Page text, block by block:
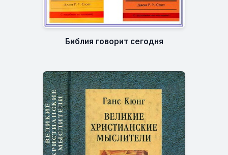
Библия говорит сегодня